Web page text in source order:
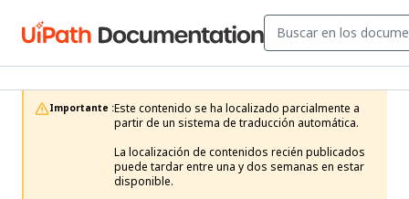
Importante :Este contenido se ha localizado parcialmente a
partir de un sistema de traducción automática.
La localización de contenidos recién publicados
puede tardar entre una y dos semanas en estar
disponible.